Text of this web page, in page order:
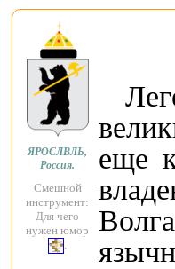
ЯРОСЛВЛЬ,
Россия.
Смешной
инструмент:
Для чего
нужен юмор
еще